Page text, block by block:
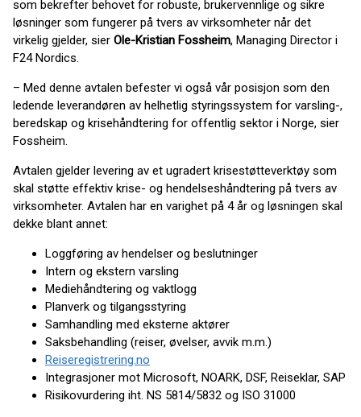
som bekrefter behovet for robuste, brukervennlige og sikre
løsninger som fungerer på tvers av virksomheter når det
virkelig gjelder, sier Ole-Kristian Fossheim, Managing Director i
F24 Nordics.
– Med denne avtalen befester vi også vår posisjon som den
ledende leverandøren av helhetlig styringssystem for varsling-,
beredskap og krisehåndtering for offentlig sektor i Norge, sier
Fossheim.
Avtalen gjelder levering av et ugradert krisestøtteverktøy som
skal støtte effektiv krise- og hendelseshåndtering på tvers av
virksomheter. Avtalen har en varighet på 4 år og løsningen skal
dekke blant annet:
Loggføring av hendelser og beslutninger
Intern og ekstern varsling
Mediehåndtering og vaktlogg
Planverk og tilgangsstyring
Samhandling med eksterne aktører
Saksbehandling (reiser, øvelser, avvik m.m.)
Reiseregistrering.no
Integrasjoner mot Microsoft, NOARK, DSF, Reiseklar, SAP
Risikovurdering iht. NS 5814/5832 og ISO 31000